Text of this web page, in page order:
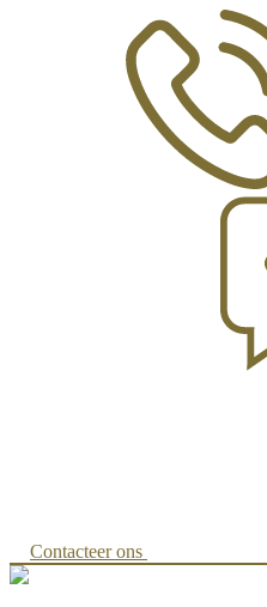
Contacteer ons